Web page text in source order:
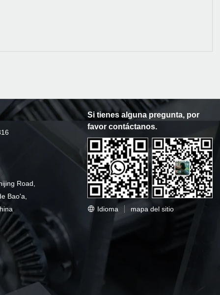
Road,
Bao'a,
Si tienes alguna pregunta, por
favor contáctanos.
Idioma mapa del sitio